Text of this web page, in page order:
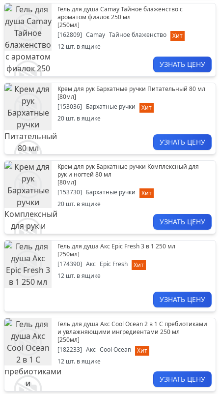
Гель для душа Camay Тайное блаженство с
ароматом фиалок 250 мл
[250мл]
[162809] Camay Тайное блаженство
Хит
12 шт. в ящике
УЗНАТЬ ЦЕНУ
Крем для рук Бархатные ручки Питательный 80 мл
[80мл]
[153036] Бархатные ручки
Хит
20 шт. в ящике
УЗНАТЬ ЦЕНУ
Крем для рук Бархатные ручки Комплексный для
рук и ногтей 80 мл
[80мл]
[153730] Бархатные ручки
Хит
20 шт. в ящике
УЗНАТЬ ЦЕНУ
Гель для душа Акс Epic Fresh 3 в 1 250 мл
[250мл]
[174390] Акс Epic Fresh
Хит
12 шт. в ящике
УЗНАТЬ ЦЕНУ
Гель для душа Акс Cool Ocean 2 в 1 С пребиотиками
и увлажняющими ингредиентами 250 мл
[250мл]
[182233] Акс Cool Ocean
Хит
12 шт. в ящике
УЗНАТЬ ЦЕНУ